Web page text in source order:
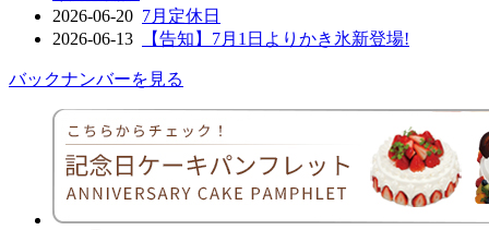
2026-06-20 7月定休日
2026-06-13
【告知】7月1日よりかき氷新登場!
バックナンバーを見る